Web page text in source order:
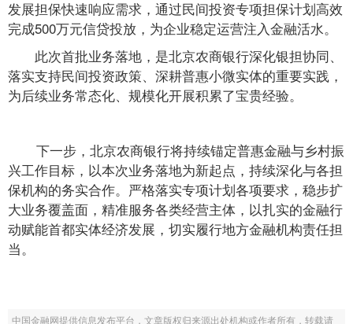
发展担保快速响应需求，通过民间投资专项担保计划高效
完成500万元信贷投放，为企业稳定运营注入金融活水。
此次首批业务落地，是北京农商银行深化银担协同、
落实支持民间投资政策、深耕普惠小微实体的重要实践，
为后续业务常态化、规模化开展积累了宝贵经验。
下一步，北京农商银行将持续锚定普惠金融与乡村振
兴工作目标，以本次业务落地为新起点，持续深化与各担
保机构的务实合作。严格落实专项计划各项要求，稳步扩
大业务覆盖面，精准服务各类经营主体，以扎实的金融行
动赋能首都实体经济发展，切实履行地方金融机构责任担
当。
中国金融网提供信息发布平台，文章版权归来源出处机构或作者所有，转载请